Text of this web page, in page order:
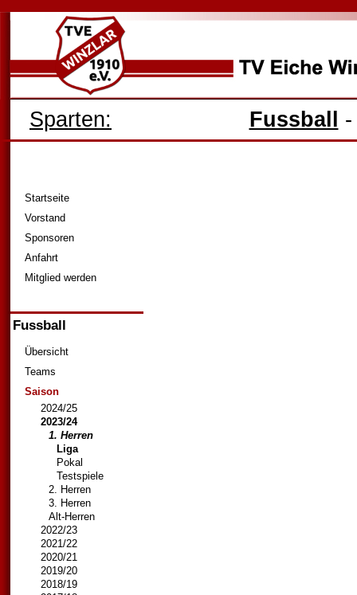
Sparten: Fussball
Startseite
Vorstand
Sponsoren
Anfahrt
Mitglied werden
Fussball
Übersicht
Teams
Saison
2024/25
2023/24
1. Herren
Liga
Pokal
Testspiele
2. Herren
3. Herren
Alt-Herren
2022/23
2021/22
2020/21
2019/20
2018/19